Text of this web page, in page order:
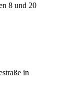
8 und 20
in